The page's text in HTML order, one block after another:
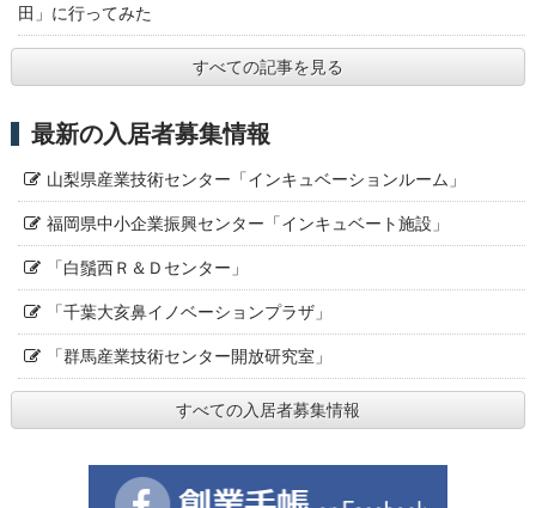
田」に行ってみた
すべての記事を見る
最新の入居者募集情報
山梨県産業技術センター「インキュベーションルーム」
福岡県中小企業振興センター「インキュベート施設」
「白鬚西Ｒ＆Ｄセンター」
「千葉大亥鼻イノベーションプラザ」
「群馬産業技術センター開放研究室」
すべての入居者募集情報